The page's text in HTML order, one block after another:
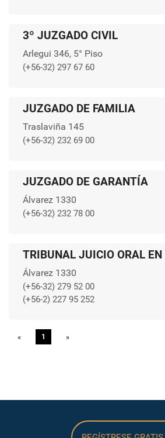
3º JUZGADO CIVIL
Arlegui 346, 5° Piso
(+56-32) 297 67 60
JUZGADO DE FAMILIA
Traslaviña 145
(+56-32) 232 69 00
JUZGADO DE GARANTÍA
Álvarez 1330
(+56-32) 232 78 00
TRIBUNAL JUICIO ORAL EN
Álvarez 1330
(+56-32) 279 52 00
(+56-2) 227 95 252
« Previous
1 »